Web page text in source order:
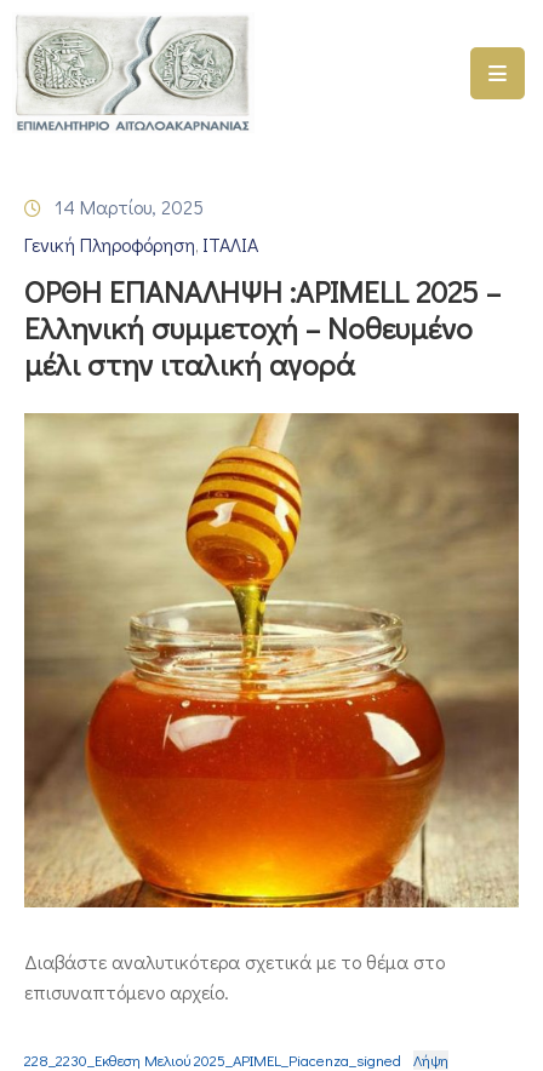
ΑΡΧΙΚΗ
ΓΕΜΗ
–
ΠΡΟΓΡΑΜΜΑΤΑ
ΕΠΙΜΕΛΗΤΗΡΙΟΥ
ΣΥΜΜΕΤΟΧΗ
ΕΤΑΙΡΕΙΕΣ
ΕΠΙΚΑΙΡΟΤΗΤΑ
14 Μαρτίου, 2025
Γενική Πληροφόρηση‚ ΙΤΑΛΙΑ
ΟΡΘΗ ΕΠΑΝΑΛΗΨΗ :ΑPIMELL 2025 –
Ελληνική συμμετοχή – Νοθευμένο
μέλι στην ιταλική αγορά
Διαβάστε αναλυτικότερα σχετικά με το θέμα στο
επισυναπτόμενο αρχείο.
228_2230_Εκθεση Μελιού 2025_APIMEL_Piacenza_signed Λήψη